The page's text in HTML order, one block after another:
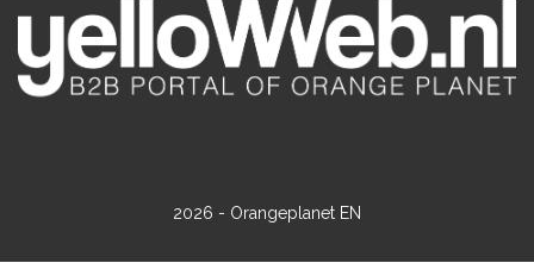
2026 - Orangeplanet EN